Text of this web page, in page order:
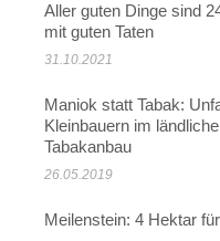
Aller guten Dinge sind
mit guten Taten
31.10.2021
Maniok statt Tabak:
Kleinbauern im
Tabakanbau
26.05.2019
Meilenstein: 4 Hektar